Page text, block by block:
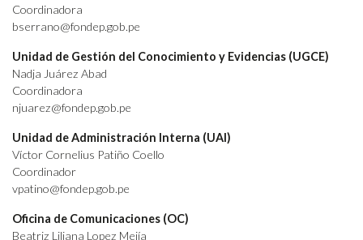
Coordinadora
bserrano@fondep.gob.pe
Unidad de Gestión del Conocimiento y Evidencias (UGCE)
Nadja Juárez Abad
Coordinadora
njuarez@fondep.gob.pe
Unidad de Administración Interna (UAI)
Víctor Cornelius Patiño Coello
Coordinador
vpatino@fondep.gob.pe
Oficina de Comunicaciones (OC)
Beatriz Liliana Lopez Mejía